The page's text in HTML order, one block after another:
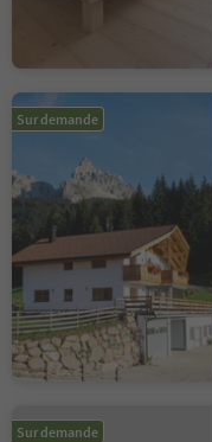
Sur demande
Sur demande